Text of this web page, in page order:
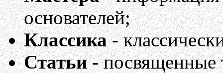
основателей;
Классика-
Статьи- посвященные